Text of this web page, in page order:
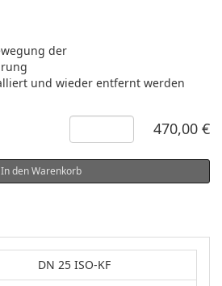
der
und wieder entfernt werden
470,00 €
In den Warenkorb
DN 25 ISO-KF